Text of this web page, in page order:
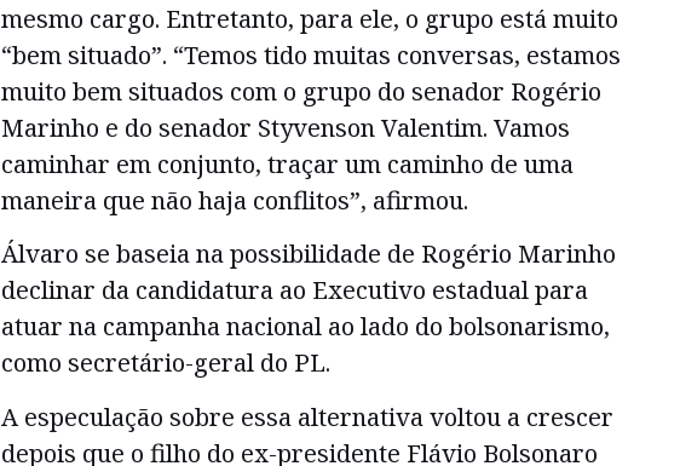
mesmo cargo. Entretanto, para ele, o grupo está muito
“bem situado”. “Temos tido muitas conversas, estamos
muito bem situados com o grupo do senador Rogério
Marinho e do senador Styvenson Valentim. Vamos
caminhar em conjunto, traçar um caminho de uma
maneira que não haja conflitos”, afirmou.
Álvaro se baseia na possibilidade de Rogério Marinho
declinar da candidatura ao Executivo estadual para
atuar na campanha nacional ao lado do bolsonarismo,
como secretário-geral do PL.
A especulação sobre essa alternativa voltou a crescer
depois que o filho do ex-presidente Flávio Bolsonaro